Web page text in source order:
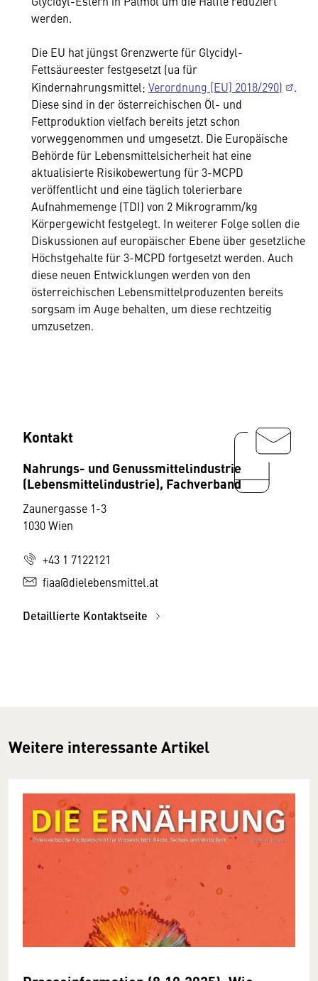
werden.
Die EU hat jüngst Grenzwerte für Glycidyl-
Fettsäureester festgesetzt (ua für
Kindernahrungsmittel; Verordnung [EU] 2018/290)
.
Diese sind in der österreichischen Öl- und
Fettproduktion vielfach bereits jetzt schon
vorweggenommen und umgesetzt. Die Europäische
Behörde für Lebensmittelsicherheit hat eine
aktualisierte Risikobewertung für 3-MCPD
veröffentlicht und eine täglich tolerierbare
Aufnahmemenge (TDI) von 2 Mikrogramm/kg
Körpergewicht festgelegt. In weiterer Folge sollen die
Diskussionen auf europäischer Ebene über gesetzliche
Höchstgehalte für 3-MCPD fortgesetzt werden. Auch
diese neuen Entwicklungen werden von den
österreichischen Lebensmittelproduzenten bereits
sorgsam im Auge behalten, um diese rechtzeitig
umzusetzen.
Kontakt
Nahrungs- und Genussmittelindustrie
(Lebensmittelindustrie), Fachverband
Zaunergasse 1-3
1030 Wien
+43 1 7122121
fiaa@dielebensmittel.at
Detaillierte Kontaktseite
Weitere interessante Artikel